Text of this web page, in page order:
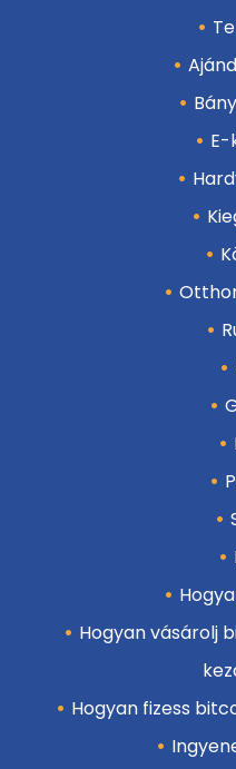
E-
Hogyan vásárolj
Hogyan fizess